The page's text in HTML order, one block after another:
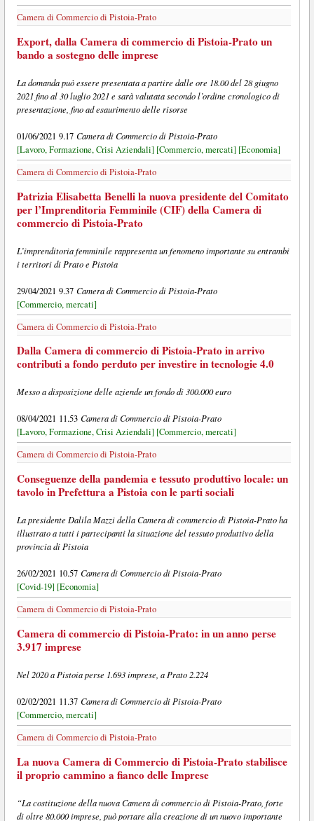
Camera di Commercio di Pistoia-Prato
Export, dalla Camera di commercio di Pistoia-Prato un
bando a sostegno delle imprese
La domanda può essere presentata a partire dalle ore 18.00 del 28 giugno
2021 fino al 30 luglio 2021 e sarà valutata secondo l’ordine cronologico di
presentazione, fino ad esaurimento delle risorse
01/06/2021 9.17 Camera di Commercio di Pistoia-Prato
[Lavoro, Formazione, Crisi Aziendali] [Commercio, mercati] [Economia]
Camera di Commercio di Pistoia-Prato
Patrizia Elisabetta Benelli la nuova presidente del Comitato
per l’Imprenditoria Femminile (CIF) della Camera di
commercio di Pistoia-Prato
L’imprenditoria femminile rappresenta un fenomeno importante su entrambi
i territori di Prato e Pistoia
29/04/2021 9.37 Camera di Commercio di Pistoia-Prato
[Commercio, mercati]
Camera di Commercio di Pistoia-Prato
Dalla Camera di commercio di Pistoia-Prato in arrivo
contributi a fondo perduto per investire in tecnologie 4.0
Messo a disposizione delle aziende un fondo di 300.000 euro
08/04/2021 11.53 Camera di Commercio di Pistoia-Prato
[Lavoro, Formazione, Crisi Aziendali] [Commercio, mercati]
Camera di Commercio di Pistoia-Prato
Conseguenze della pandemia e tessuto produttivo locale: un
tavolo in Prefettura a Pistoia con le parti sociali
La presidente Dalila Mazzi della Camera di commercio di Pistoia-Prato ha
illustrato a tutti i partecipanti la situazione del tessuto produttivo della
provincia di Pistoia
26/02/2021 10.57 Camera di Commercio di Pistoia-Prato
[Covid-19] [Economia]
Camera di Commercio di Pistoia-Prato
Camera di commercio di Pistoia-Prato: in un anno perse
3.917 imprese
Nel 2020 a Pistoia perse 1.693 imprese, a Prato 2.224
02/02/2021 11.37 Camera di Commercio di Pistoia-Prato
[Commercio, mercati]
Camera di Commercio di Pistoia-Prato
La nuova Camera di Commercio di Pistoia-Prato stabilisce
il proprio cammino a fianco delle Imprese
“La costituzione della nuova Camera di commercio di Pistoia-Prato, forte
di oltre 80.000 imprese, può portare alla creazione di un nuovo importante